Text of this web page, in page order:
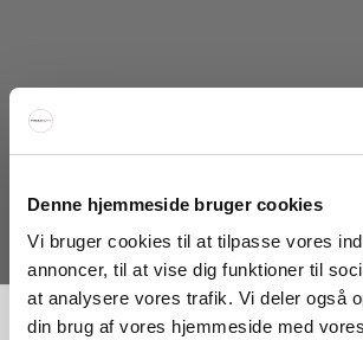
Denne hjemmeside bruger cookies
Vi bruger cookies til at tilpasse vores
annoncer, til at vise dig funktioner til
at analysere vores trafik. Vi deler også
din brug af vores hjemmeside med
Natures Collection Lammeskind New
Natures Collection